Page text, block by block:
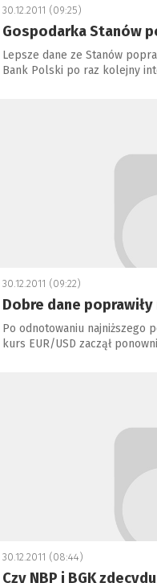
30.12.2011 (09:25)
Gospodarka Stanów
Lepsze dane ze Stanów
Bank Polski po raz kolejny
30.12.2011 (09:22)
Dobre dane
Po odnotowaniu najniższego
kurs EUR/USD zaczął
30.12.2011 (08:44)
Czy NBP i BGK